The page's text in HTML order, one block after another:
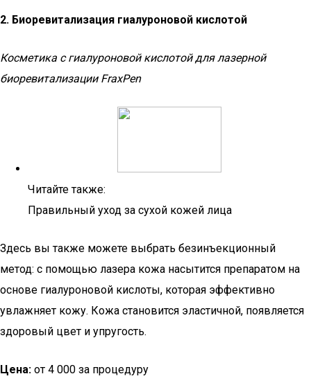
2. Биоревитализация гиалуроновой кислотой
Косметика с гиалуроновой кислотой для лазерной
биоревитализации FraxPen
Читайте также:
Правильный уход за сухой кожей лица
Здесь вы также можете выбрать безинъекционный
метод: с помощью лазера кожа насытится препаратом на
основе гиалуроновой кислоты, которая эффективно
увлажняет кожу. Кожа становится эластичной, появляется
здоровый цвет и упругость.
Цена: от 4 000 за процедуру